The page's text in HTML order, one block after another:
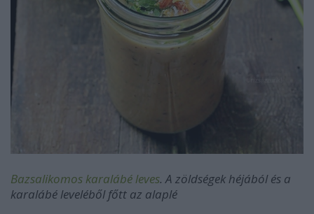
Bazsalikomos karalábé leves. A zöldségek héjából és a
karalábé leveléből főtt az alaplé